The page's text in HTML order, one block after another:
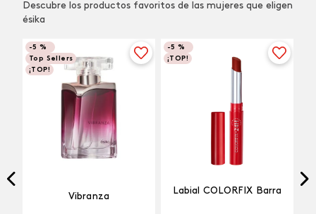
Descubre los productos favoritos de las mujeres que eligen
ésika
-5 %
Top Sellers
¡TOP!
Vibranza
-5 %
¡TOP!
Labial COLORFIX Barra